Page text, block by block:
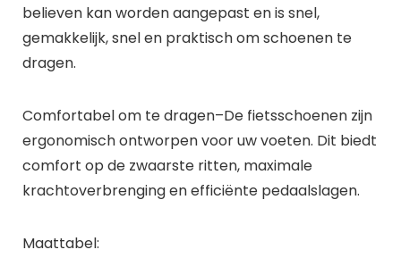
believen kan worden aangepast en is snel,
gemakkelijk, snel en praktisch om schoenen te
dragen.
Comfortabel om te dragen–De fietsschoenen zijn
ergonomisch ontworpen voor uw voeten. Dit biedt
comfort op de zwaarste ritten, maximale
krachtoverbrenging en efficiënte pedaalslagen.
Maattabel: